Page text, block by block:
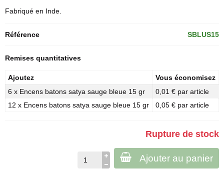
Fabriqué en Inde.
Référence SBLUS15
Remises quantitatives
Ajoutez
Vous économisez
6 x Encens batons satya sauge bleue 15 gr
0,01 € par article
12 x Encens batons satya sauge bleue 15 gr
0,05 € par article
Rupture de stock
Ajouter au panier